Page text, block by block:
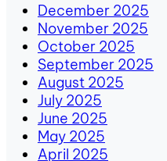
December 2025
November 2025
October 2025
September 2025
August 2025
July 2025
June 2025
May 2025
April 2025